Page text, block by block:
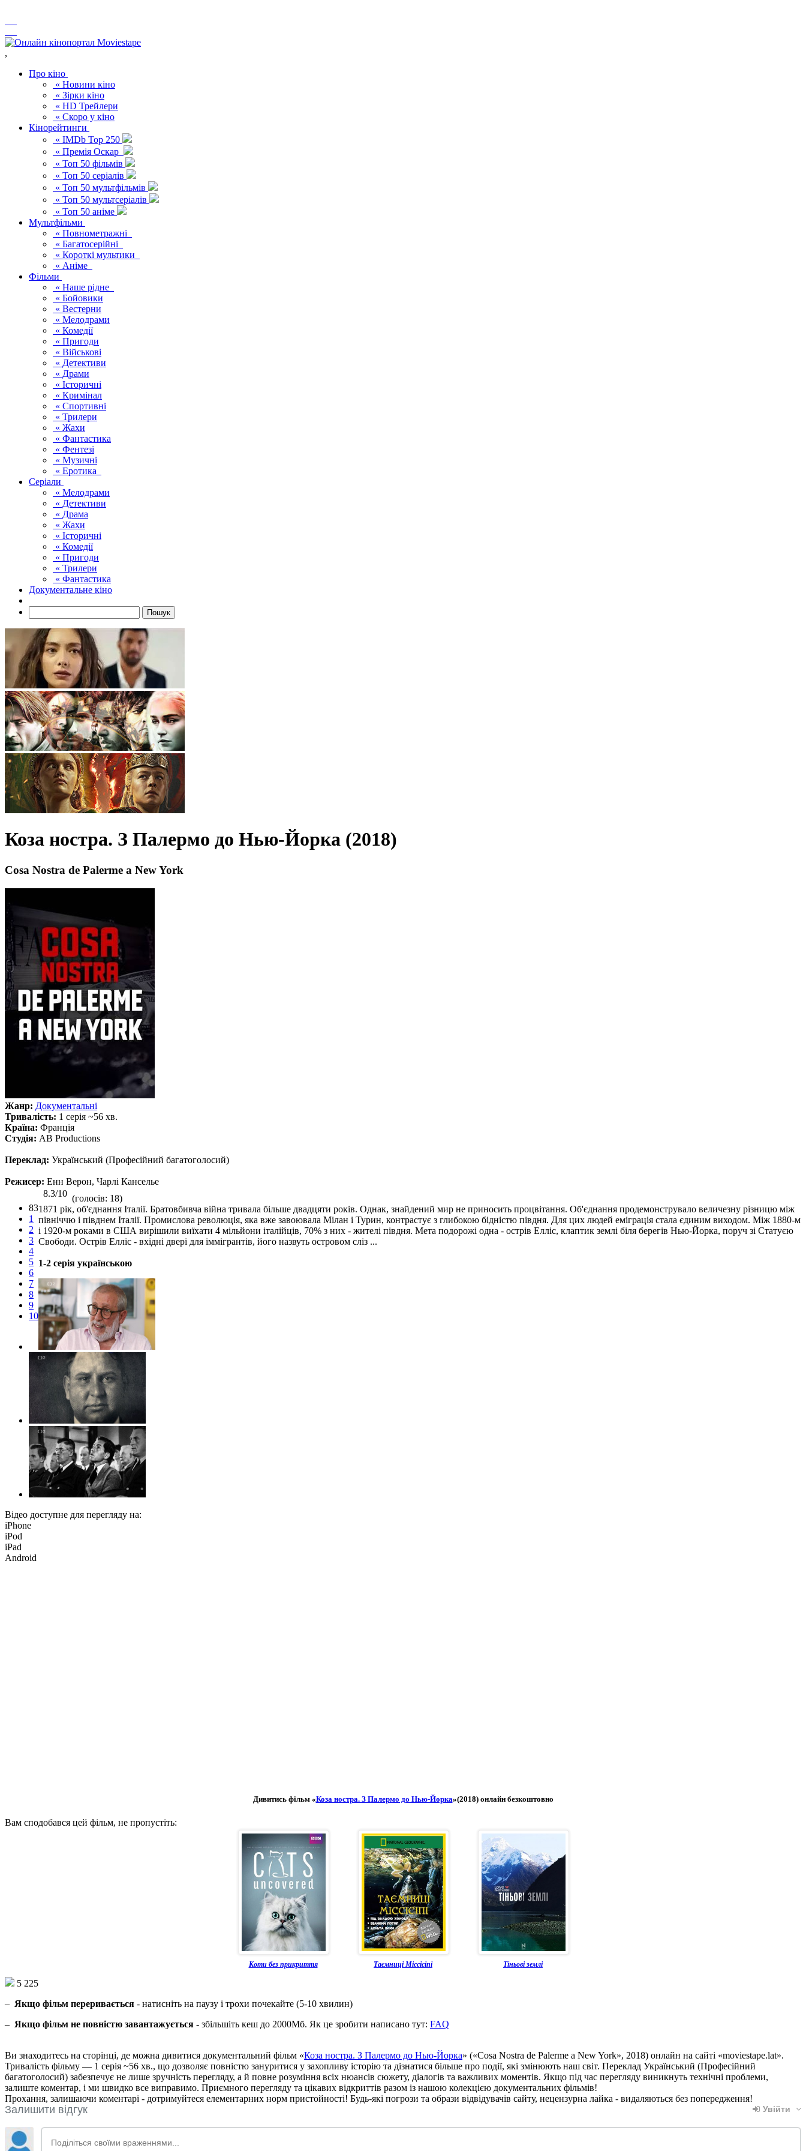
,
Про кіно
« Новини кіно
« Зірки кіно
« HD Трейлери
« Скоро у кіно
Кінорейтинги
« IMDb Top 250
« Премія Оскар
« Топ 50 фільмів
« Топ 50 серіалів
« Топ 50 мультфільмів
« Топ 50 мультсеріалів
« Топ 50 аніме
Мультфільми
« Повнометражні
« Багатосерійні
« Короткі мультики
« Аніме
Фільми
« Наше рідне
« Бойовики
« Вестерни
« Мелодрами
« Комедії
« Пригоди
« Військові
« Детективи
« Драми
« Історичні
« Кримінал
« Спортивні
« Трилери
« Жахи
« Фантастика
« Фентезі
« Музичні
« Еротика
Серіали
« Мелодрами
« Детективи
« Драма
« Жахи
« Історичні
« Комедії
« Пригоди
« Трилери
« Фантастика
Документальне кіно
Пошук
Коза ностра. З Палермо до Нью-Йорка (2018)
Cosa Nostra de Palerme a New York
Жанр: Документальні
Тривалість: 1 серія ~56 хв.
Країна: Франція
Студія: AB Productions
Переклад: Український (Професійний багатоголосий)
Режисер: Енн Верон, Чарлі Канселье
83
1
2
3
4
5
6
7
8
9
10
8.3/10 (голосів: 18)
1871 рік, об'єднання Італії. Братовбивча війна тривала більше двадцяти років. Однак, знайдений мир не приносить процвітання. Об'єднання продемонструвало величезну різницю між
північчю і півднем Італії. Промислова революція, яка вже завоювала Мілан і Турин, контрастує з глибокою бідністю півдня. Для цих людей еміграція стала єдиним виходом. Між 1880-м
і 1920-м роками в США вирішили виїхати 4 мільйони італійців, 70% з них - жителі півдня. Мета подорожі одна - острів Елліс, клаптик землі біля берегів Нью-Йорка, поруч зі Статуєю
Свободи. Острів Елліс - вхідні двері для іммігрантів, його назвуть островом сліз ...
1-2 серія українською
Відео доступне для перегляду на:
iPhone
iPod
iPad
Android
Дивитись фільм «Коза ностра. З Палермо до Нью-Йорка»(2018) онлайн безкоштовно
Вам сподобався цей фільм, не пропустіть:
Коти без прикриття Таємниці Міссісіпі Тіньові землі
5 225
– Якщо фільм переривається - натисніть на паузу і трохи почекайте (5-10 хвилин)
– Якщо фільм не повністю завантажується - збільшіть кеш до 2000Мб. Як це зробити написано тут: FAQ
Ви знаходитесь на сторінці, де можна дивитися документальний фільм «Коза ностра. З Палермо до Нью-Йорка» («Cosa Nostra de Palerme a New York», 2018) онлайн на сайті «moviestape.lat».
Тривалість фільму — 1 серія ~56 хв., що дозволяє повністю зануритися у захопливу історію та дізнатися більше про події, які змінюють наш світ. Переклад Український (Професійний
багатоголосий) забезпечує не лише зручність перегляду, а й повне розуміння всіх нюансів сюжету, діалогів та важливих моментів. Якщо під час перегляду виникнуть технічні проблеми,
залиште коментар, і ми швидко все виправимо. Приємного перегляду та цікавих відкриттів разом із нашою колекцією документальних фільмів!
Прохання, залишаючи коментарі - дотримуйтеся елементарних норм пристойності! Будь-які погрози та образи відвідувачів сайту, нецензурна лайка - видаляються без попередження!